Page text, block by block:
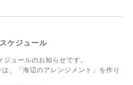
ケジュール
ュールのお知らせです。
、「海辺のアレンジメント」を作り